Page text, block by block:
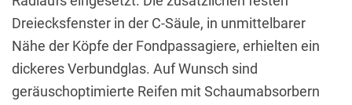
Dreiecksfenster in der C-Säule, in unmittelbarer
Nähe der Köpfe der Fondpassagiere, erhielten ein
dickeres Verbundglas. Auf Wunsch sind
geräuschoptimierte Reifen mit Schaumabsorbern